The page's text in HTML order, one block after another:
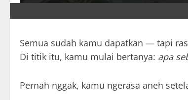
Semua sudah kamu dapatkan — tapi
Di titik itu, kamu mulai bertanya: apa
Pernah nggak, kamu ngerasa aneh